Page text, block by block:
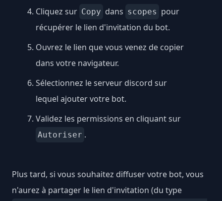
Cliquez sur Copy dans scopes pour
récupérer le lien d'invitation du bot.
Ouvrez le lien que vous venez de copier
dans votre navigateur.
Sélectionnez le serveur discord sur
lequel ajouter votre bot.
Validez les permissions en cliquant sur
Autoriser .
Plus tard, si vous souhaitez diffuser votre bot, vous
n'aurez à partager le lien d'invitation (du type